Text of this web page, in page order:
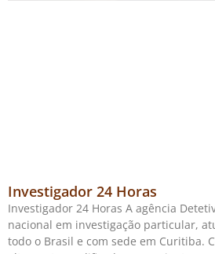
Investigador 24 Horas
Investigador 24 Horas A agência
nacional em investigação particular,
todo o Brasil e com sede em Curitiba.